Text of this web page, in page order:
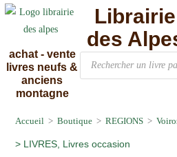
achat - vente
livres neufs &
anciens
montagne
Librairie
des
Accueil > Boutique > REGIONS >
> LIVRES, Livres occasion